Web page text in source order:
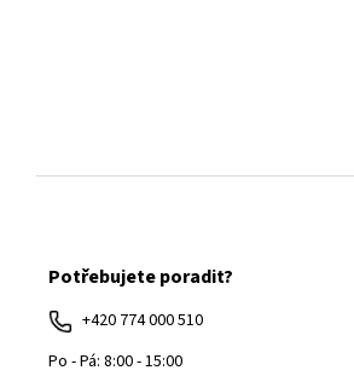
Potřebujete poradit?
+420 774 000 510
Po - Pá: 8:00 - 15:00